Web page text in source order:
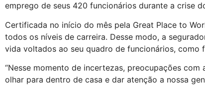
emprego de seus 420 funcionários durante a crise
Certificada no início do mês pela Great Place to
todos os níveis de carreira. Desse modo, a
vida voltados ao seu quadro de funcionários, como
“Nesse momento de incertezas, preocupações
olhar para dentro de casa e dar atenção a nossa